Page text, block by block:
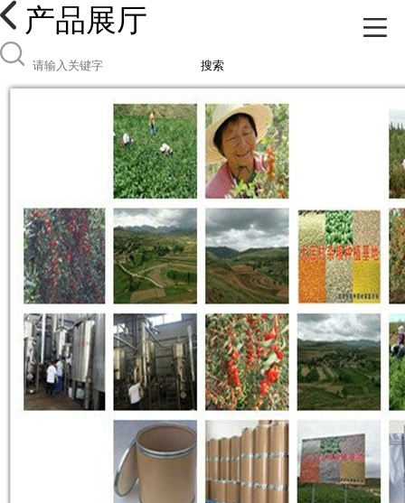
产品展厅
搜索